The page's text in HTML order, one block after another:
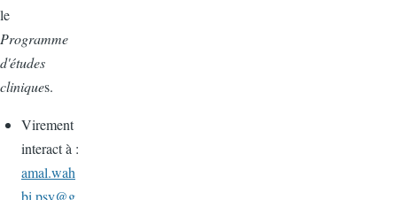
le
Programme
d'études
cliniques.
Virement
interact à :
amal.wah
bi.psy@g